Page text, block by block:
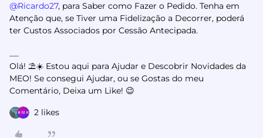
@Ricardo27, para Saber como Fazer o Pedido. Tenha em
Atenção que, se Tiver uma Fidelização a Decorrer, poderá
ter Custos Associados por Cessão Antecipada.
Olá! ⛱️☀️ Estou aqui para Ajudar e Descobrir Novidades da
MEO! Se consegui Ajudar, ou se Gostas do meu
Comentário, Deixa um Like! 😉
2 likes